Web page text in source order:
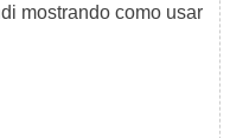
mostrando como usar